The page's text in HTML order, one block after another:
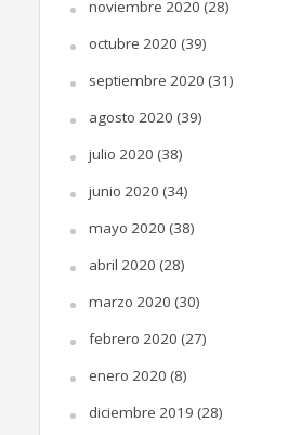
noviembre 2020 (28)
octubre 2020 (39)
septiembre 2020 (31)
agosto 2020 (39)
julio 2020 (38)
junio 2020 (34)
mayo 2020 (38)
abril 2020 (28)
marzo 2020 (30)
febrero 2020 (27)
enero 2020 (8)
diciembre 2019 (28)